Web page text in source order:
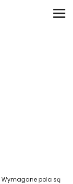
Wymagane pola są